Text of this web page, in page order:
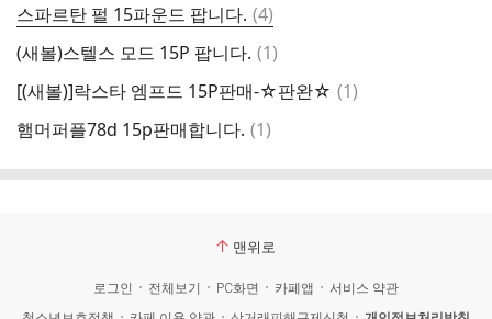
스파르탄 펄 15파운드 팝니다. 댓
글
(4)
(새볼)스텔스 모드 15P 팝니다. 댓
(1)
[(새볼)]락스타 엠프드 15P판매-☆판완☆ 댓
(1)
햄머퍼플78d 15p판매합니다. 댓
(1)
맨위로
로그인 전체보기 PC화면 카페앱
서비스 약관